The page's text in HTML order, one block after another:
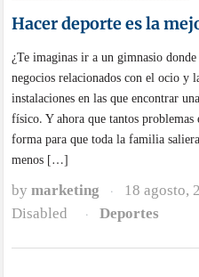
Hacer deporte es la
¿Te imaginas ir a un gimnasio
negocios relacionados con el ocio y
instalaciones en las que encontrar
físico. Y ahora que tantos problemas
forma para que toda la familia
menos […]
bymarketing · 18 agosto,
Disabled
· Deportes